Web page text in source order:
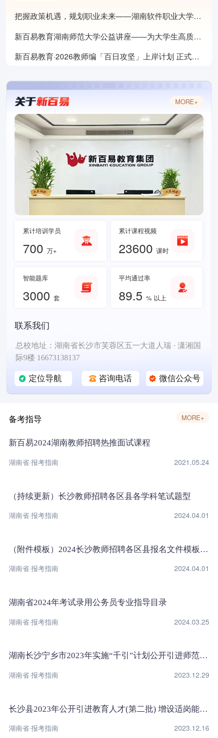
把握政策机遇，规划职业未来——湖南软件职业大学就业专题讲座
新百易教育湖南师范大学公益讲座——为大学生高质量就业精准导航
新百易教育·2026教师编「百日攻坚」上岸计划 正式启航
MORE+
累计培训学员
700 万+
累计课程视频
23600课时
智能题库
3000 套
平均通过率
89.5% 以上
联系我们
总校地址：湖南省长沙市芙蓉区五一大道人瑞 · 潇湘国
际9楼 16673138137
定位导航 咨询电话 微信公众号
备考指导 MORE+
新百易2024湖南教师招聘热推面试课程
湖南省·报考指南 2021.05.24
（持续更新）长沙教师招聘各区县各学科笔试题型
湖南省·报考指南 2024.04.01
（附件模板）2024长沙教师招聘各区县报名文件模板下载
湖南省·报考指南 2024.04.01
湖南省2024年考试录用公务员专业指导目录
湖南省·报考指南 2024.03.25
湖南长沙宁乡市2023年实施“千引”计划公开引进师范院校硕士及以上研究生调整岗位计划通知
湖南省·报考指南 2023.12.29
长沙县2023年公开引进教育人才(第二批) 增设适岗能力评价环节岗位及相关要求的公告
湖南省·报考指南 2023.12.16